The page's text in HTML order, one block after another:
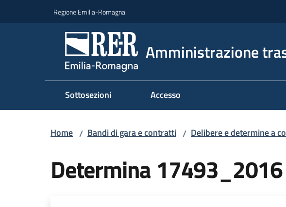
Regione Emilia-Romagna
Amministrazione
Sottosezioni Accesso
Home / Bandi di gara e contratti / Delibere e determine a
Determina 17493_2016